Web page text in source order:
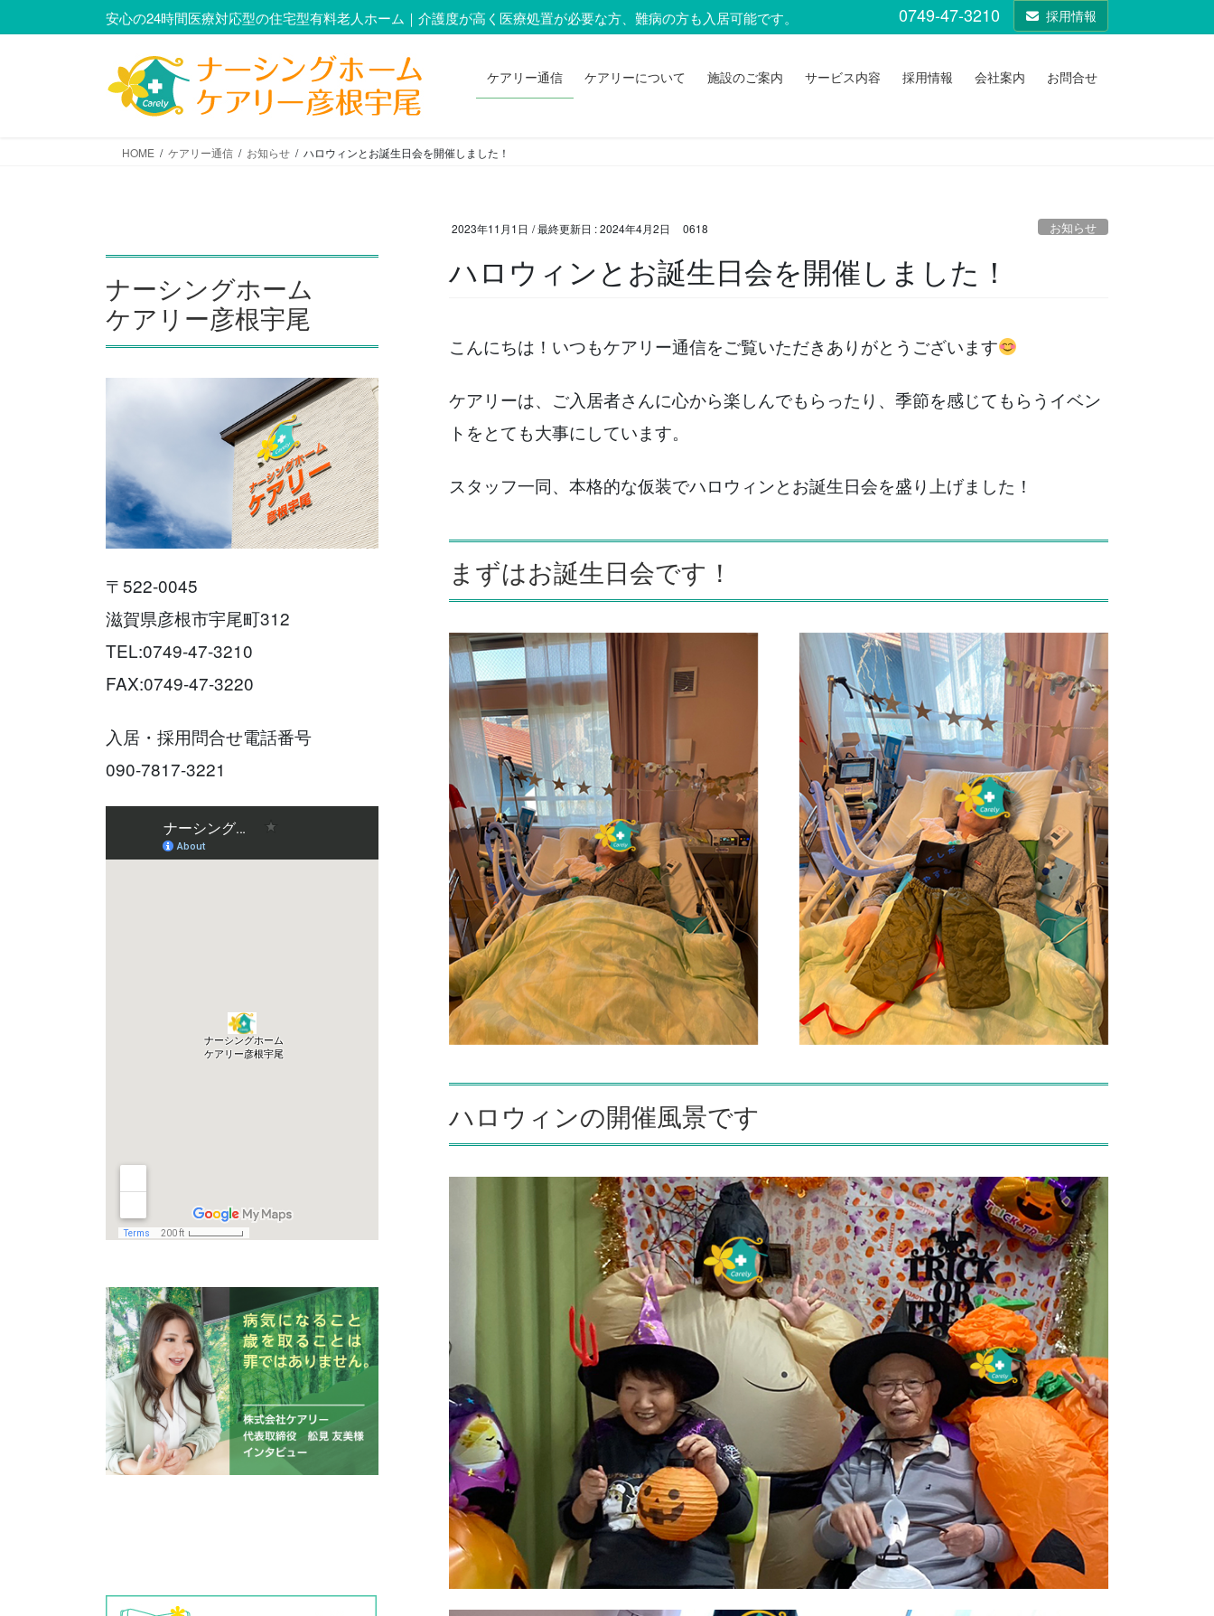
ン
ビ
安心の24時間医療対応型の住宅型有料老人ホーム｜介護度が高く医療処置が必要な方、難病の方も入居可能です。 0749-47-3210 採用情報
ケアリー通信 ケアリーについて 施設のご案内 サービス内容 採用情報 会社案内 お問合せ
HOME ケアリー通信 お知らせ ハロウィンとお誕生日会を開催しました！
2023年11月1日 / 最終更新日 :2024年4月2日 0618 お知らせ
ハロウィンとお誕生日会を開催しました！
こんにちは！いつもケアリー通信をご覧いただきありがとうございます
ケアリーは、ご入居者さんに心から楽しんでもらったり、季節を感じてもらうイベン
トをとても大事にしています。
スタッフ一同、本格的な仮装でハロウィンとお誕生日会を盛り上げました！
まずはお誕生日会です！
ハロウィンの開催風景です
ナーシングホーム
ケアリー彦根宇尾
〒522-0045
滋賀県彦根市宇尾町312
TEL:0749-47-3210
FAX:0749-47-3220
入居・採用問合せ電話番号
090-7817-3221